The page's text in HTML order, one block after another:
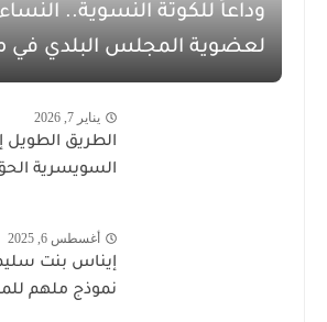
وداعاً للكوتة النسوية..
لعضوية المجلس البلدي في
يناير 7, 2026
الطريق الطويل
السويسرية
أغسطس 6, 2025
إيناس بنت
نموذج ملهم